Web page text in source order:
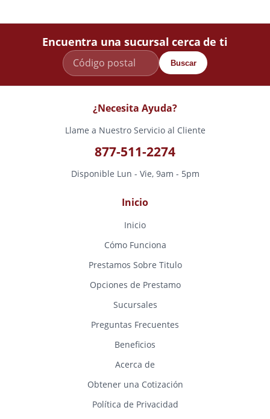
Encuentra una sucursal cerca de ti
Buscar
¿Necesita Ayuda?
Llame a Nuestro Servicio al Cliente
877-511-2274
Disponible Lun - Vie, 9am - 5pm
Inicio
Inicio
Cómo Funciona
Prestamos Sobre Titulo
Opciones de Prestamo
Sucursales
Preguntas Frecuentes
Beneficios
Acerca de
Obtener una Cotización
Política de Privacidad